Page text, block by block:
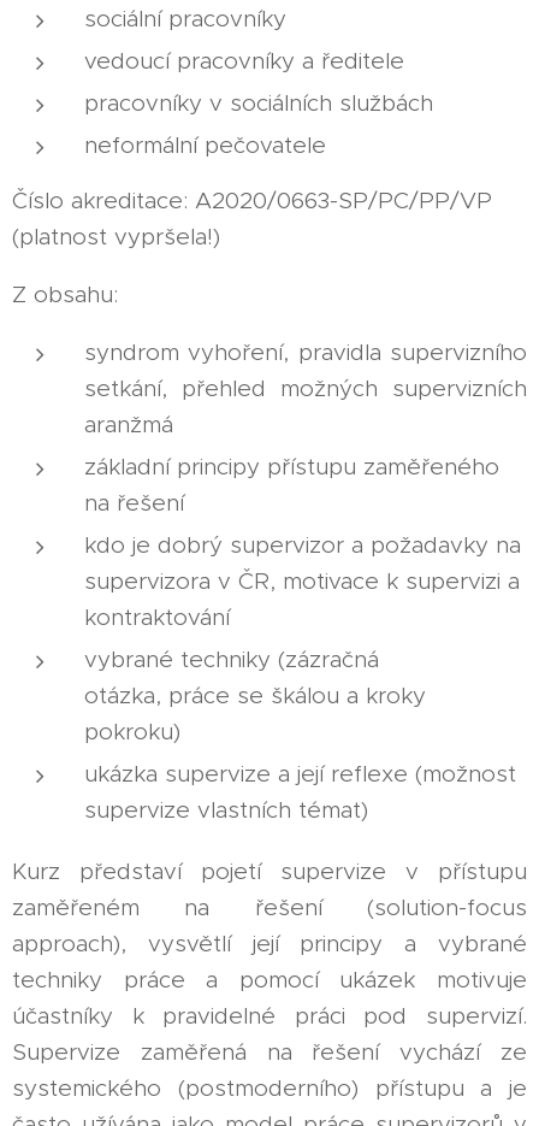
sociální pracovníky
vedoucí pracovníky a ředitele
pracovníky v sociálních službách
neformální pečovatele
Číslo akreditace: A2020/0663-SP/PC/PP/VP
(platnost vypršela!)
Z obsahu:
syndrom vyhoření, pravidla supervizního
setkání, přehled možných supervizních
aranžmá
základní principy přístupu zaměřeného
na řešení
kdo je dobrý supervizor a požadavky na
supervizora v ČR, motivace k supervizi a
kontraktování
vybrané techniky (zázračná
otázka, práce se škálou a kroky
pokroku)
ukázka supervize a její reflexe (možnost
supervize vlastních témat)
Kurz představí pojetí supervize v přístupu
zaměřeném na řešení (solution-focus
approach), vysvětlí její principy a vybrané
techniky práce a pomocí ukázek motivuje
účastníky k pravidelné práci pod supervizí.
Supervize zaměřená na řešení vychází ze
systemického (postmoderního) přístupu a je